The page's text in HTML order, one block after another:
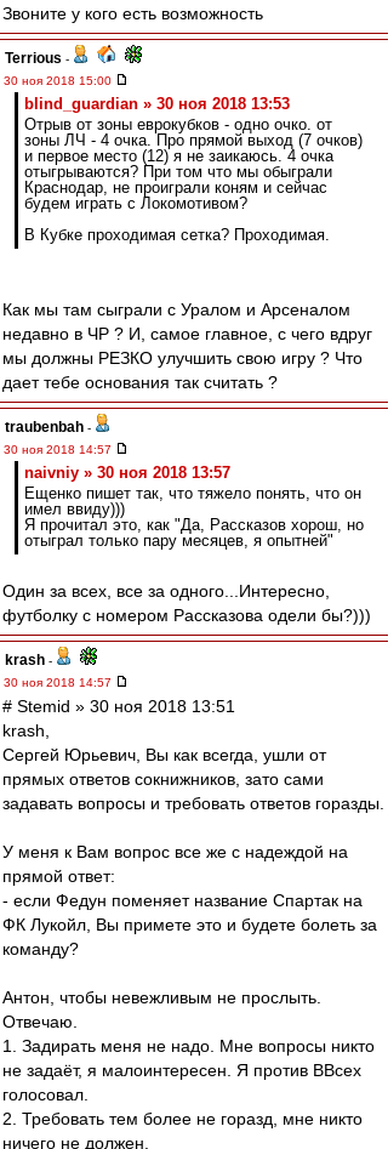
Звоните у кого есть возможность
Terrious -
30 ноя 2018 15:00
blind_guardian » 30 ноя 2018 13:53
Отрыв от зоны еврокубков - одно очко. от
зоны ЛЧ - 4 очка. Про прямой выход (7 очков)
и первое место (12) я не заикаюсь. 4 очка
отыгрываются? При том что мы обыграли
Краснодар, не проиграли коням и сейчас
будем играть с Локомотивом?
В Кубке проходимая сетка? Проходимая.
Как мы там сыграли с Уралом и Арсеналом
недавно в ЧР ? И, самое главное, с чего вдруг
мы должны РЕЗКО улучшить свою игру ? Что
дает тебе основания так считать ?
traubenbah -
30 ноя 2018 14:57
naivniy » 30 ноя 2018 13:57
Ещенко пишет так, что тяжело понять, что он
имел ввиду)))
Я прочитал это, как "Да, Рассказов хорош, но
отыграл только пару месяцев, я опытней"
Один за всех, все за одного...Интересно,
футболку с номером Рассказова одели бы?)))
krash -
30 ноя 2018 14:57
# Stemid » 30 ноя 2018 13:51
krash,
Сергей Юрьевич, Вы как всегда, ушли от
прямых ответов сокнижников, зато сами
задавать вопросы и требовать ответов горазды.
У меня к Вам вопрос все же с надеждой на
прямой ответ:
- если Федун поменяет название Спартак на
ФК Лукойл, Вы примете это и будете болеть за
команду?
Антон, чтобы невежливым не прослыть.
Отвечаю.
1. Задирать меня не надо. Мне вопросы никто
не задаёт, я малоинтересен. Я против ВВсех
голосовал.
2. Требовать тем более не горазд, мне никто
ничего не должен.